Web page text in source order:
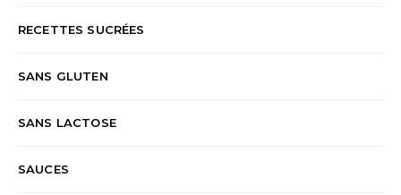
RECETTES SUCRÉES
SANS GLUTEN
SANS LACTOSE
SAUCES